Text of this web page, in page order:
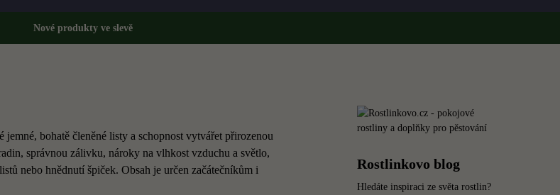
Nové produkty ve slevě
bohatě členěné listy a schopnost vytvářet přirozenou
správnou zálivku, nároky na vlhkost vzduchu a světlo,
nebo hnědnutí špiček. Obsah je určen začátečníkům i
Rostlinkovo blog
Hledáte inspiraci ze světa rostlin?